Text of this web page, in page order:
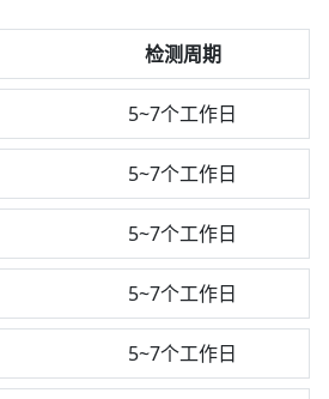
检测周期
5~7个工作日
5~7个工作日
5~7个工作日
5~7个工作日
5~7个工作日